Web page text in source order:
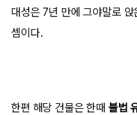
대성은 7년 만에 그야말로
셈이다.
한편 해당 건물은 한때 불법